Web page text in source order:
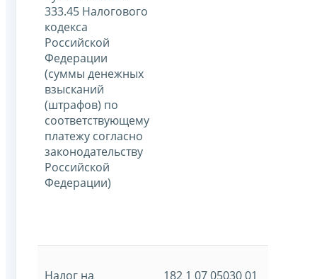
333.45 Налогового
кодекса
Российской
Федерации
(суммы денежных
взысканий
(штрафов) по
соответствующему
платежу согласно
законодательству
Российской
Федерации)
Налог на 182 1 07 05030 01